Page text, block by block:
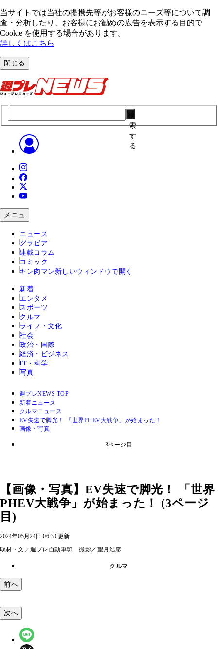
当サイトでは当社の提携先等がお客様のニーズ等について調
査・分析したり、お客様にお勧めの広告を表⽰する⽬的で
Cookie を使⽤する場合があります。
詳しくはこちら
閉じる
索
す
る
メニュ
ニュース
グラビア
連載コラム
コミック
キン肉マン 新しいウィンドウで開く
新着
エンタメ
スポーツ
クルマ
ライフ・文化
社会
政治・国際
経済・ビジネス
IT・科学
写真
週プレNEWS TOP
新着ニュース
クルマニュース
EV失速で脚光！ 「世界PHEV大戦争」が始まった！
画像・写真
3ページ目
【画像・写真】EV失速で脚光！ 「世界
PHEV大戦争」が始まった！ (3ページ
目)
2024年05月24日 06:30 更新
取材・文／週プレ自動車班 撮影／望月浩彦
クルマ
前へ
次へ